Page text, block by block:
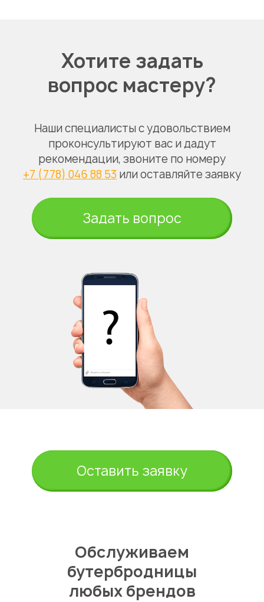
Хотите задать
вопрос мастеру?
Наши специалисты с удовольствием
проконсультируют вас и дадут
рекомендации, звоните по номеру
+7 (778) 046 88 53 или оставляйте заявку
Задать вопрос
Оставить заявку
Обслуживаем
бутербродницы
любых брендов